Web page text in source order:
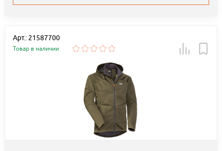
Арт.: 21587700
Товар в наличии